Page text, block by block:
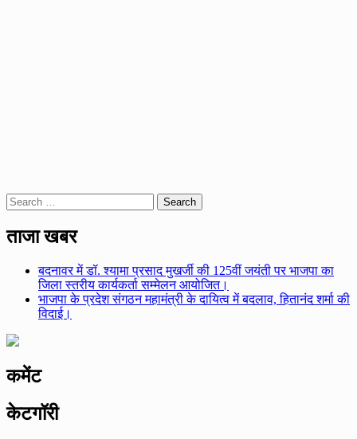
Search
for:
ताजा खबर
बदनावर में डॉ. श्यामा प्रसाद मुखर्जी की 125वीं जयंती पर भाजपा का
जिला स्तरीय कार्यकर्ता सम्मेलन आयोजित।
भाजपा के प्रदेश संगठन महामंत्री के दायित्व में बदलाव, हितानंद शर्मा की
विदाई।
कमेंट
केटगॉरी